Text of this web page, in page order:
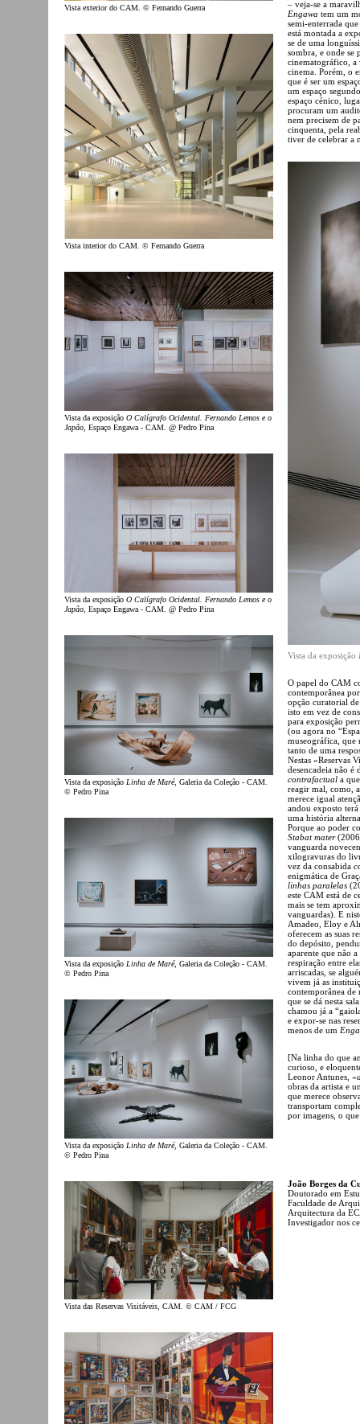
Vista exterior do CAM. © Fernando Guerra
Vista interior do CAM. © Fernando Guerra
Vista da exposição O Calígrafo Ocidental. Fernando Lemos e o
Japão , Espaço Engawa - CAM. @ Pedro Pina
Vista da exposição O Calígrafo Ocidental. Fernando Lemos e o
Japão, Espaço Engawa - CAM. @ Pedro Pina
Vista da exposição Linha de Maré, Galeria da Coleção - CAM.
© Pedro Pina
Vista da exposição Linha de Maré, Galeria da Coleção - CAM.
© Pedro Pina
Vista da exposição Linha de Maré, Galeria da Coleção - CAM.
© Pedro Pina
Vista das Reservas Visitáveis, CAM. © CAM / FCG
– veja-se a
Engawa tem um
semi-enterrada
está montada a
se de uma
sombra, e onde se
cinematográfico, a
cinema. Porém, o
que é ser um
um espaço
espaço cénico,
procuram um
nem precisem de
cinquenta, pela
tiver de celebrar a
Vista da exposição
O papel do CAM
contemporânea
opção curatorial
isto em vez de
para exposição
(ou agora no
museográfica, que
tanto de uma
Nestas «Reservas
desencadeia não é
contrafactual a
reagir mal, como,
merece igual
andou exposto
uma história
Porque ao poder
Stabat mater
vanguarda
xilogravuras do
vez da consabida
enigmática de
linhas paralelas
este CAM está de
mais se tem
vanguardas). E
Amadeo, Eloy e
oferecem as suas
do depósito,
aparente que não
respiração entre
arriscadas, se
vivem já as
contemporânea de
que se dá nesta
chamou já a
e expor-se nas
menos de um
[Na linha do que
curioso, e
Leonor Antunes, «
obras da artista e
que merece
transportam
por imagens, o
João Borges da
Doutorado em
Faculdade de
Arquitectura da
Investigador nos